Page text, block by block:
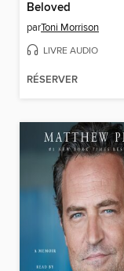
Beloved
parToni Morrison
LIVRE AUDIO
RÉSERVER